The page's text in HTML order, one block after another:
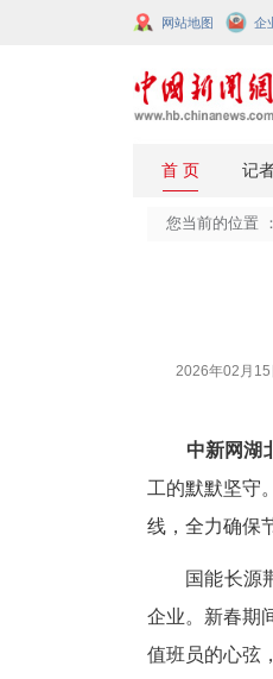
网站地图
2026
中
工的默
线，全